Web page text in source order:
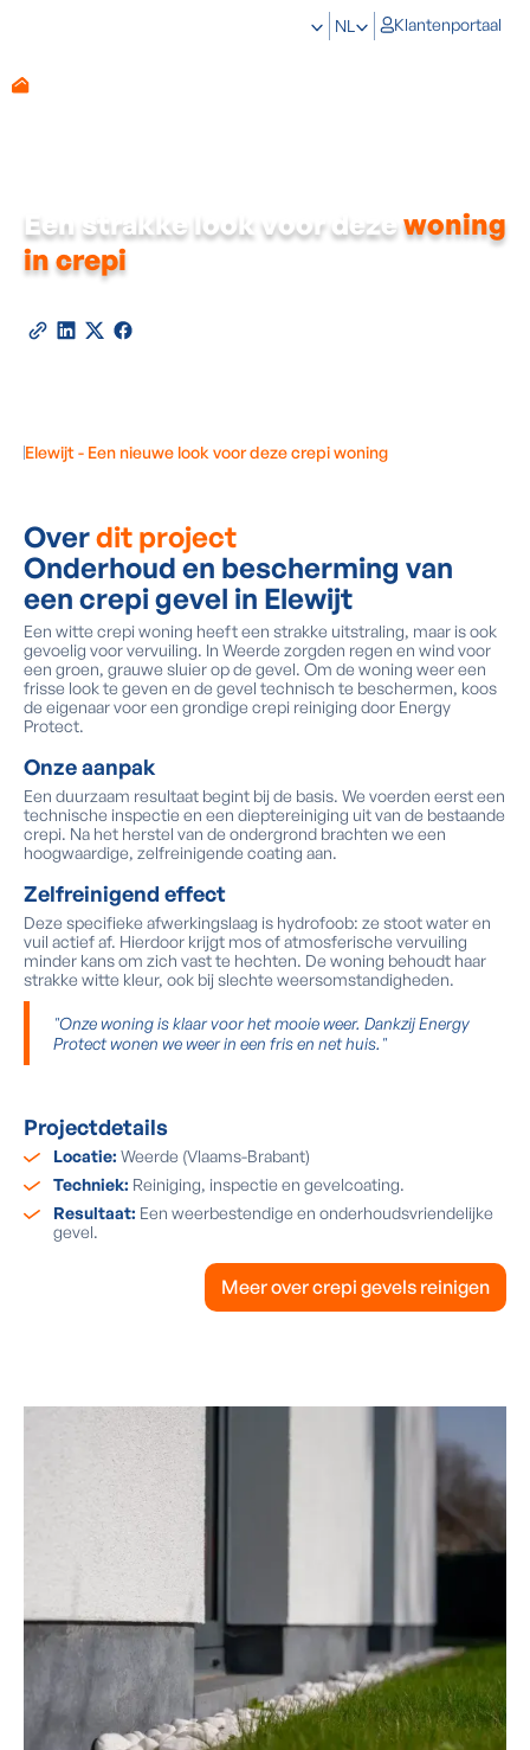
NL Klantenportaal
Een strakke look voor dezewoning
in crepi
Elewijt - Een nieuwe look voor deze crepi woning
Overdit project
Onderhoud en bescherming van
een crepi gevel in Elewijt
Een witte crepi woning heeft een strakke uitstraling, maar is ook
gevoelig voor vervuiling. In Weerde zorgden regen en wind voor
een groen, grauwe sluier op de gevel. Om de woning weer een
frisse look te geven en de gevel technisch te beschermen, koos
de eigenaar voor een grondige crepi reiniging door Energy
Protect.
Onze aanpak
Een duurzaam resultaat begint bij de basis. We voerden eerst een
technische inspectie en een dieptereiniging uit van de bestaande
crepi. Na het herstel van de ondergrond brachten we een
hoogwaardige, zelfreinigende coating aan.
Zelfreinigend effect
Deze specifieke afwerkingslaag is hydrofoob: ze stoot water en
vuil actief af. Hierdoor krijgt mos of atmosferische vervuiling
minder kans om zich vast te hechten. De woning behoudt haar
strakke witte kleur, ook bij slechte weersomstandigheden.
"Onze woning is klaar voor het mooie weer. Dankzij Energy
Protect wonen we weer in een fris en net huis."
Projectdetails
Locatie: Weerde (Vlaams-Brabant)
Techniek: Reiniging, inspectie en gevelcoating.
Resultaat: Een weerbestendige en onderhoudsvriendelijke
gevel.
Meer over crepi gevels reinigen